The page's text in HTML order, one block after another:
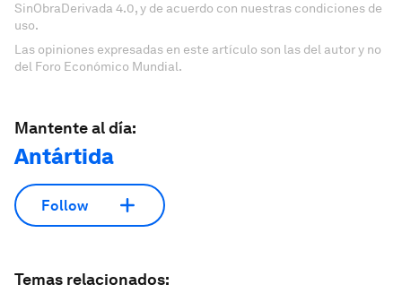
SinObraDerivada 4.0, y de acuerdo con nuestras condiciones de
uso.
Las opiniones expresadas en este artículo son las del autor y no
del Foro Económico Mundial.
Mantente al día:
Antártida
Follow
Temas relacionados: